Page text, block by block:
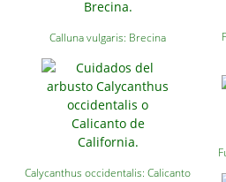
Calluna vulgaris: Brecina
Calycanthus occidentalis: Calicanto